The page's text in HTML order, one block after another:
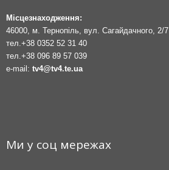
Місцезнаходження:
46000, м. Тернопіль, вул. Сагайдачного, 2/7
тел.+38 0352 52 31 40
тел.+38 096 89 57 039
e-mail: tv4@tv4.te.ua
Ми у соц мережах